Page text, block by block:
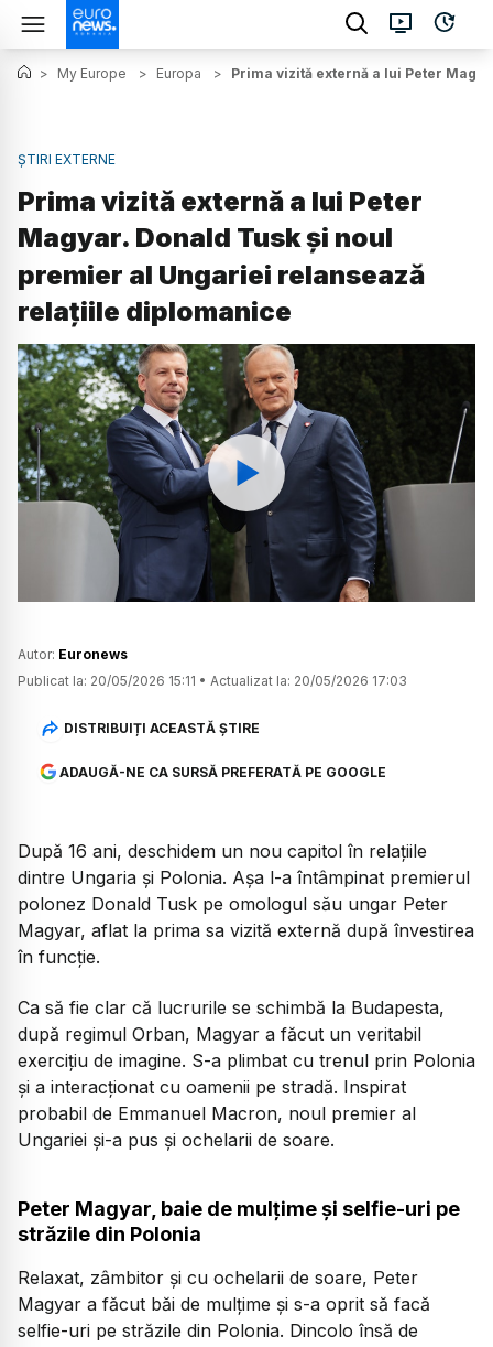
> My Europe > Europa > Prima vizită externă a lui Peter
ȘTIRI EXTERNE
Prima vizită externă a lui Peter
Magyar. Donald Tusk și noul
premier al Ungariei relansează
relațiile diplomanice
Watch
Autor: Euronews
Publicat la: 20/05/2026 15:11 • Actualizat la: 20/05/2026 17:03
DISTRIBUIȚI ACEASTĂ ȘTIRE
ADAUGĂ-NE CA SURSĂ PREFERATĂ PE GOOGLE
După 16 ani, deschidem un nou capitol în relațiile
dintre Ungaria și Polonia. Așa l-a întâmpinat premierul
polonez Donald Tusk pe omologul său ungar Peter
Magyar, aflat la prima sa vizită externă după învestirea
în funcție.
Ca să fie clar că lucrurile se schimbă la Budapesta,
după regimul Orban, Magyar a făcut un veritabil
exercițiu de imagine. S-a plimbat cu trenul prin Polonia
și a interacționat cu oamenii pe stradă. Inspirat
probabil de Emmanuel Macron, noul premier al
Ungariei și-a pus și ochelarii de soare.
Peter Magyar, baie de mulțime și selfie-uri pe
străzile din Polonia
Relaxat, zâmbitor și cu ochelarii de soare, Peter
Magyar a făcut băi de mulțime și s-a oprit să facă
selfie-uri pe străzile din Polonia. Dincolo însă de